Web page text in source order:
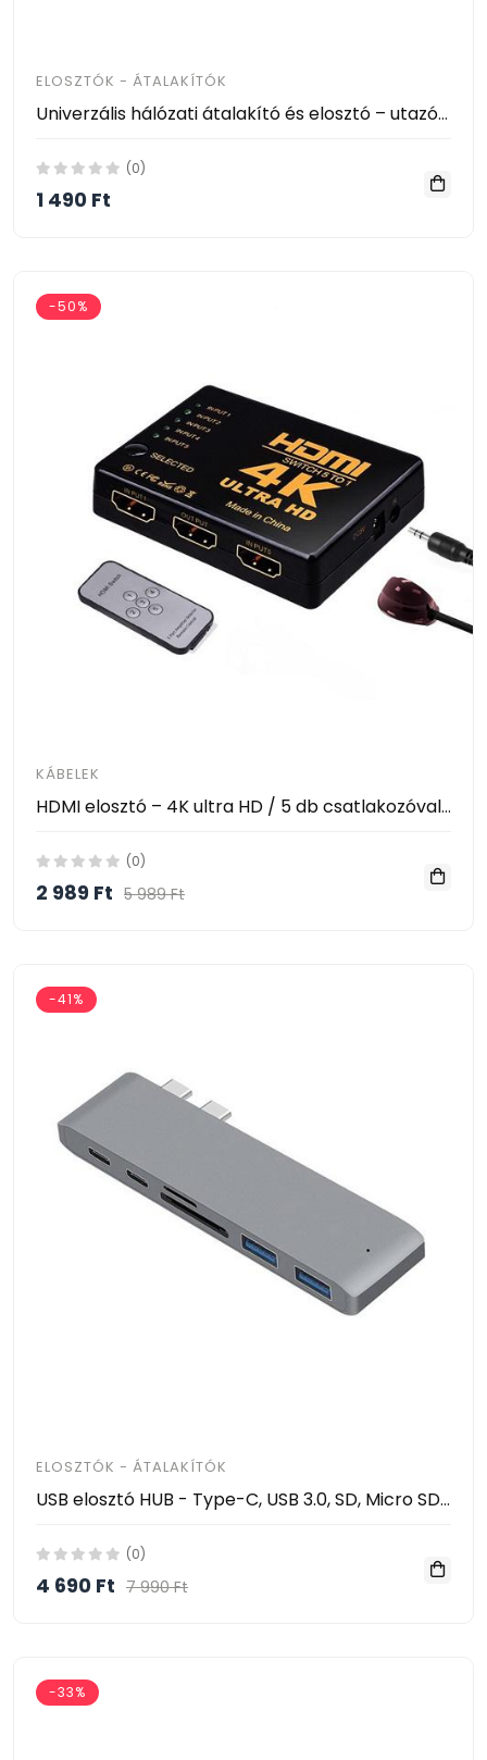
ELOSZTÓK - ÁTALAKÍTÓK
Univerzális hálózati átalakító és elosztó – utazó adapter, dugvilla USB-vel
(0)
1 490 Ft
-50%
KÁBELEK
HDMI elosztó – 4K ultra HD / 5 db csatlakozóval, távirányítóval
(0)
2 989 Ft 5 989 Ft
-41%
ELOSZTÓK - ÁTALAKÍTÓK
USB elosztó HUB - Type-C, USB 3.0, SD, Micro SD, TF
(0)
4 690 Ft 7 990 Ft
-33%